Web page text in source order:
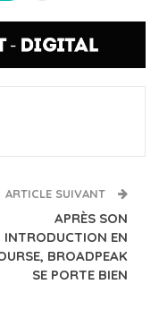
ARTICLE SUIVANT
APRÈS SON
INTRODUCTION EN
BROADPEAK
SE PORTE BIEN